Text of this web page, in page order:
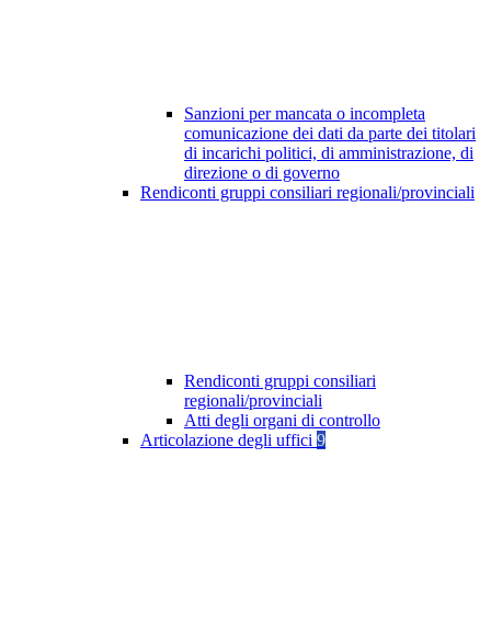
Sanzioni per mancata o incompleta
comunicazione dei dati da parte dei titolari
di incarichi politici, di amministrazione, di
direzione o di governo
Rendiconti gruppi consiliari regionali/provinciali
Rendiconti gruppi consiliari
regionali/provinciali
Atti degli organi di controllo
Articolazione degli uffici 9